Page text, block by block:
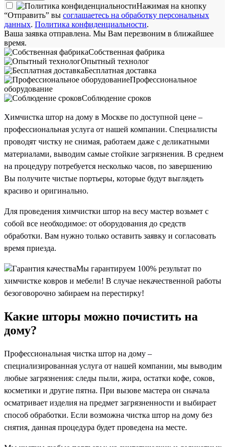
Нажимая на кнопку
“Отправить” вы соглашаетесь на обработку персональных
данных. Политика конфиденциальности.
Ваша заявка отправлена. Мы Вам перезвоним в ближайшее
время.
Собственная фабрика
Опытный технолог
Бесплатная доставка
Профессиональное
оборудование
Соблюдение сроков
Химчистка штор на дому в Москве по доступной цене –
профессиональная услуга от нашей компании. Специалисты
проводят чистку не снимая, работаем даже с деликатными
материалами, выводим самые стойкие загрязнения. В среднем
на процедуру потребуется несколько часов, по завершению
Вы получите чистые портьеры, которые будут выглядеть
красиво и оригинально.
Для проведения химчистки штор на весу мастер возьмет с
собой все необходимое: от оборудования до средств
обработки. Вам нужно только оставить заявку и согласовать
время приезда.
Гарантия качестваМы гарантируем 100% результат по
химчистке ковров и мебели! В случае некачественной работы
безоговорочно забираем на перестирку!
Какие шторы можно почистить на
дому?
Профессиональная чистка штор на дому –
специализированная услуга от нашей компании, мы выводим
любые загрязнения: следы пыли, жира, остатки кофе, соков,
косметики и другие пятна. При вызове мастера он сначала
осматривает изделия на предмет загрязненности и выбирает
способ обработки. Если возможна чистка штор на дому без
снятия, данная процедура будет проведена на месте.